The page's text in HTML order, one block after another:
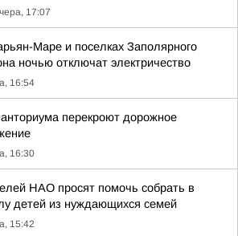
17:07
Маре и поселках Заполярного
ночью отключат электричество
16:54
перекроют дорожное
16:30
НАО просят помочь собрать в
детей из нуждающихся семей
15:42